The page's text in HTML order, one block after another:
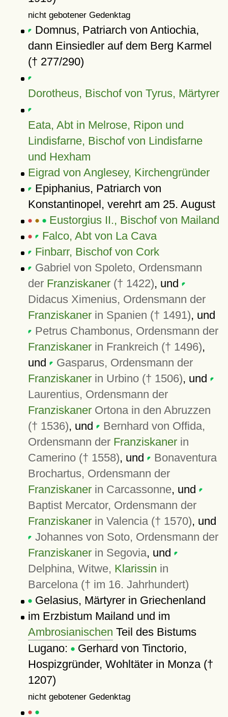
nicht gebotener Gedenktag
Domnus, Patriarch von Antiochia,
dann Einsiedler auf dem Berg Karmel
(† 277/290)
Dorotheus, Bischof von Tyrus, Märtyrer
Eata, Abt in Melrose, Ripon und
Lindisfarne, Bischof von Lindisfarne
und Hexham
Eigrad von Anglesey, Kirchengründer
Epiphanius, Patriarch von
Konstantinopel, verehrt am 25. August
Eustorgius II., Bischof von Mailand
Falco, Abt von La Cava
Finbarr, Bischof von Cork
Gabriel von Spoleto, Ordensmann
der Franziskaner(† 1422), und
Didacus Ximenius, Ordensmann der
Franziskanerin Spanien († 1491), und
Petrus Chambonus, Ordensmann der
Franziskanerin Frankreich († 1496),
und
Gasparus, Ordensmann der
Franziskanerin Urbino († 1506), und
Laurentius, Ordensmann der
FranziskanerOrtona in den Abruzzen
(† 1536), und
Bernhard von Offida,
Ordensmann der Franziskanerin
Camerino († 1558), und
Bonaventura
Brochartus, Ordensmann der
Franziskanerin Carcassonne, und
Baptist Mercator, Ordensmann der
Franziskanerin Valencia († 1570), und
Johannes von Soto, Ordensmann der
Franziskanerin Segovia, und
Delphina, Witwe, Klarissin in
Barcelona († im 16. Jahrhundert)
Gelasius, Märtyrer in Griechenland
im Erzbistum Mailand und im
Ambrosianischen Teil des Bistums
Lugano: Gerhard von Tinctorio,
Hospizgründer, Wohltäter in Monza (†
1207)
nicht gebotener Gedenktag